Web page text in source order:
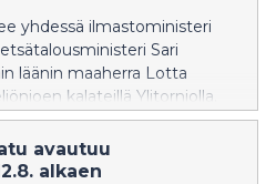
yhdessä ilmastoministeri
Sari
läänin maaherra Lotta
kalateillä Ylitorniolla.
asiantuntijat esittelevät
rakennuttamia kalateitä ja
arvovieraille.
avautuu
alkaen